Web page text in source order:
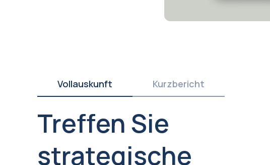
Vollauskunft Kurzbericht
Treffen Sie
strategische